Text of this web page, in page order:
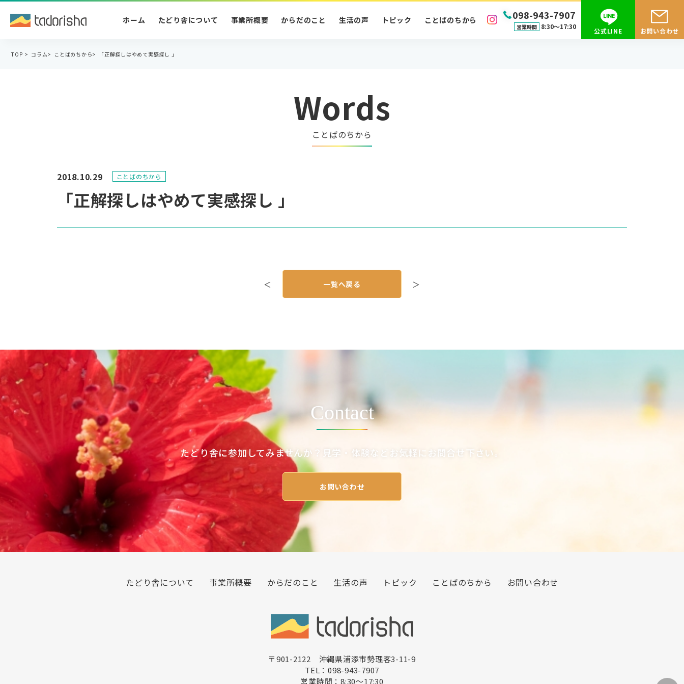
098-943-7907
営業時間 8:30〜17:30
ホーム たどり舎について 事業所概要 からだのこと 生活の声 トピック ことばのちから
公式LINE お問い合わせ
TOP > コラム> ことばのちから> 「正解探しはやめて実感探し 」
Words
ことばのちから
「正解探しはやめて実感探し 」
2018.10.29 ことばのちから
＜ ＞
一覧へ戻る
Contact
たどり舎に参加してみませんか？見学・体験などお気軽にお問合せ下さい。
お問い合わせ
たどり舎について 事業所概要 からだのこと 生活の声 トピック ことばのちから お問い合わせ
〒901-2122 沖縄県浦添市勢理客3-11-9
TEL：098-943-7907
営業時間：8:30〜17:30